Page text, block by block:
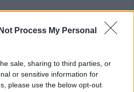
Process My Personal
sale, sharing to third parties, or
or sensitive information for
please use the below opt-out